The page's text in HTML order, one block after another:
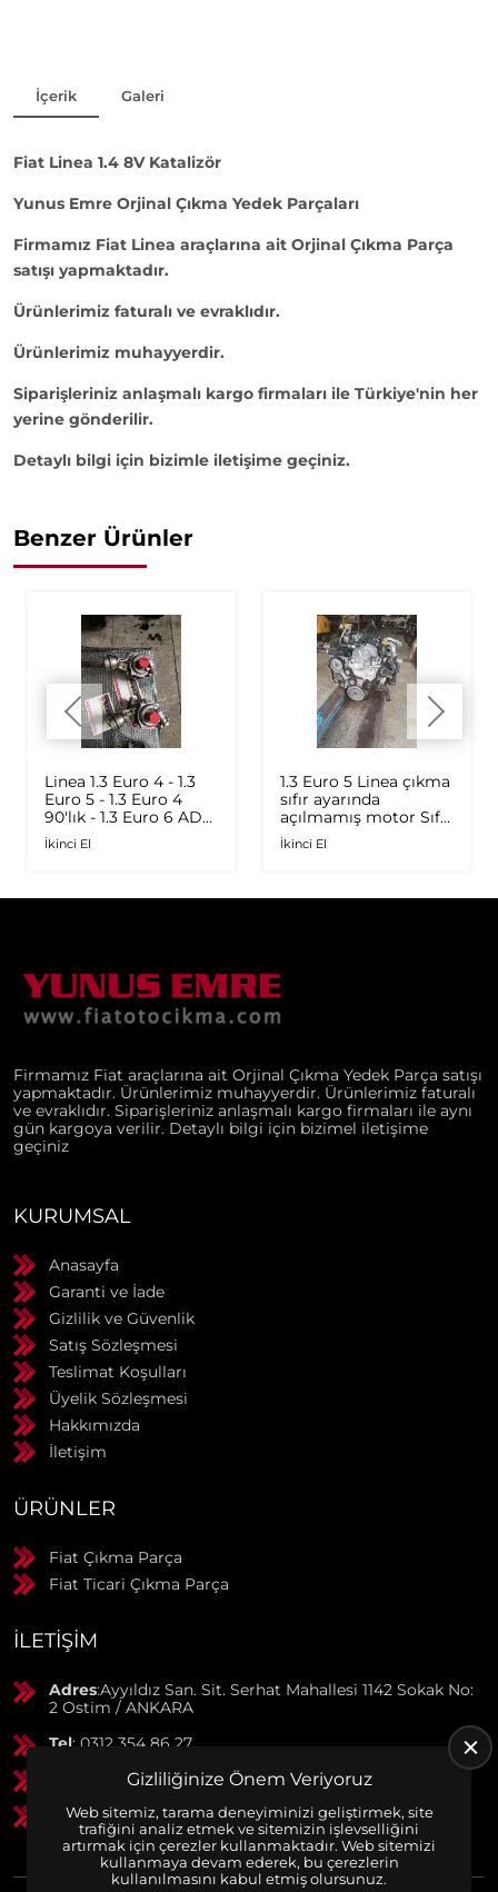
İçerik Galeri
Fiat Linea 1.4 8V Katalizör
Yunus Emre Orjinal Çıkma Yedek Parçaları
Firmamız Fiat Linea araçlarına ait Orjinal Çıkma Parça
satışı yapmaktadır.
Ürünlerimiz faturalı ve evraklıdır.
Ürünlerimiz muhayyerdir.
Siparişleriniz anlaşmalı kargo firmaları ile Türkiye'nin her
yerine gönderilir.
Detaylı bilgi için bizimle iletişime geçiniz.
Benzer Ürünler
Linea 1.3 Euro 4 - 1.3
Euro 5 - 1.3 Euro 4
90'lık - 1.3 Euro 6 AD
Plus 1.6 Multijet - 1.9
JTD Orijinal Turbo
İkinci El
1.3 Euro 5 Linea çıkma
sıfır ayarında
açılmamış motor Sıfır
ayarında
İkinci El
Firmamız Fiat araçlarına ait Orjinal Çıkma Yedek Parça satışı
yapmaktadır. Ürünlerimiz muhayyerdir. Ürünlerimiz faturalı
ve evraklıdır. Siparişleriniz anlaşmalı kargo firmaları ile aynı
gün kargoya verilir. Detaylı bilgi için bizimel iletişime
geçiniz
KURUMSAL
Anasayfa
Garanti ve İade
Gizlilik ve Güvenlik
Satış Sözleşmesi
Teslimat Koşulları
Üyelik Sözleşmesi
Hakkımızda
İletişim
ÜRÜNLER
Fiat Çıkma Parça
Fiat Ticari Çıkma Parça
İLETIŞIM
Adres:Ayyıldız San. Sit. Serhat Mahallesi 1142 Sokak No:
2 Ostim / ANKARA
Tel: 0312 354 86 27
: 0506 369 50 55
GSM: 0553 790 38 01
Gizliliğinize Önem Veriyoruz
Web sitemiz, tarama deneyiminizi geliştirmek, site
trafiğini analiz etmek ve sitemizin işlevselliğini
artırmak için çerezler kullanmaktadır. Web sitemizi
kullanmaya devam ederek, bu çerezlerin
kullanılmasını kabul etmiş olursunuz.